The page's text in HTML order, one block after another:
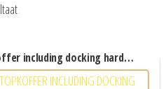
including docking hardware kit